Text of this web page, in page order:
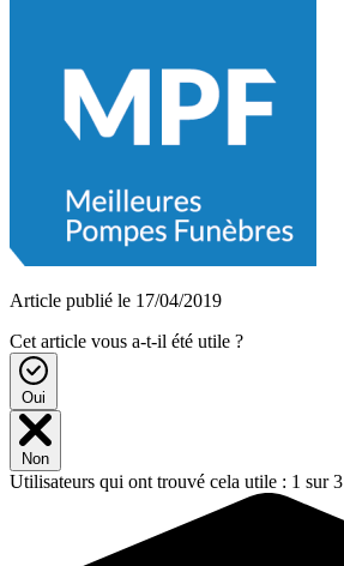
Article publié le 17/04/2019
Cet article vous a-t-il été utile ?
Oui
Non
Utilisateurs qui ont trouvé cela utile : 1 sur 3